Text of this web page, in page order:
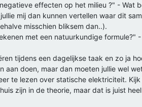
effecten op het milieu ?" - Wat
mij dan kunnen vertellen waar dit
misschien bliksem dan..).
met een natuurkundige
tijdens een dagelijkse taak en zo ja
aan doen, maar dan moeten jullie wel
te lezen over statische elektriciteit.
zijn in de theorie, maar dat is juist